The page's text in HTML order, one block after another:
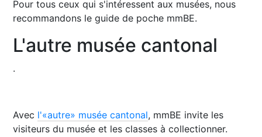
Pour tous ceux qui s'intéressent aux musées, nous
recommandons le guide de poche mmBE.
L'autre musée cantonal
.
Avec l'«autre» musée cantonal, mmBE invite les
visiteurs du musée et les classes à collectionner.